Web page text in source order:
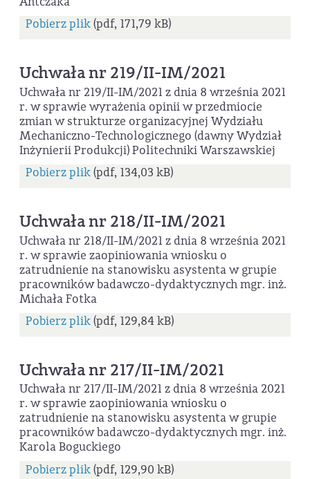
Pobierz plik(pdf, 171,79 kB)
Uchwała nr 219/II-IM/2021
Uchwała nr 219/II-IM/2021 z dnia 8 września 2021
r. w sprawie wyrażenia opinii w przedmiocie
zmian w strukturze organizacyjnej Wydziału
Mechaniczno-Technologicznego (dawny Wydział
Inżynierii Produkcji) Politechniki Warszawskiej
Pobierz plik(pdf, 134,03 kB)
Uchwała nr 218/II-IM/2021
Uchwała nr 218/II-IM/2021 z dnia 8 września 2021
r. w sprawie zaopiniowania wniosku o
zatrudnienie na stanowisku asystenta w grupie
pracowników badawczo-dydaktycznych mgr. inż.
Michała Fotka
Pobierz plik(pdf, 129,84 kB)
Uchwała nr 217/II-IM/2021
Uchwała nr 217/II-IM/2021 z dnia 8 września 2021
r. w sprawie zaopiniowania wniosku o
zatrudnienie na stanowisku asystenta w grupie
pracowników badawczo-dydaktycznych mgr. inż.
Karola Boguckiego
Pobierz plik(pdf, 129,90 kB)